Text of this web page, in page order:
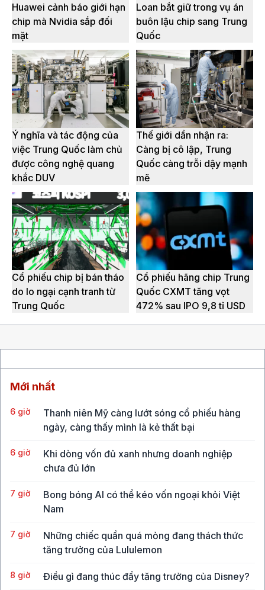
Huawei cảnh báo giới hạn
chip mà Nvidia sắp đối
mặt
Loan bắt giữ trong vụ án
buôn lậu chip sang Trung
Quốc
Ý nghĩa và tác động của
việc Trung Quốc làm chủ
được công nghệ quang
khắc DUV
Thế giới dần nhận ra:
Càng bị cô lập, Trung
Quốc càng trỗi dậy mạnh
mẽ
Cổ phiếu chip bị bán tháo
do lo ngại cạnh tranh từ
Trung Quốc
Cổ phiếu hãng chip Trung
Quốc CXMT tăng vọt
472% sau IPO 9,8 tỉ USD
Mới nhất
6 giờ
Thanh niên Mỹ càng lướt sóng cổ phiếu hàng
ngày, càng thấy mình là kẻ thất bại
6 giờ
Khi dòng vốn đủ xanh nhưng doanh nghiệp
chưa đủ lớn
7 giờ
Bong bóng AI có thể kéo vốn ngoại khỏi Việt
Nam
7 giờ
Những chiếc quần quá mỏng đang thách thức
tăng trưởng của Lululemon
8 giờ Điều gì đang thúc đẩy tăng trưởng của Disney?